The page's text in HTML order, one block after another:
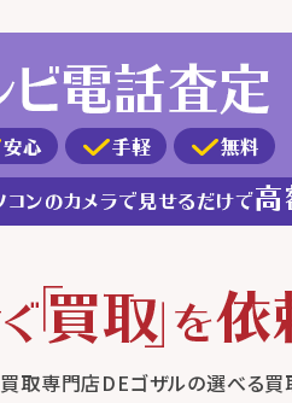
買取専門店DEゴザルの選べる買